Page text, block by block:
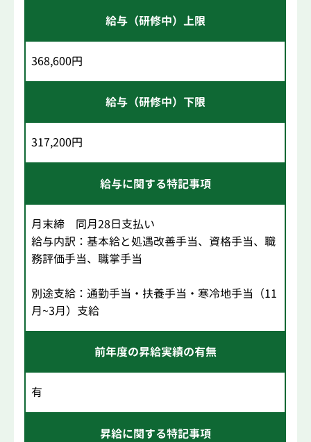
給与（研修中）上限
368,600円
給与（研修中）下限
317,200円
給与に関する特記事項
月末締 同月28日支払い
給与内訳：基本給と処遇改善手当、資格手当、職
務評価手当、職掌手当
別途支給：通勤手当・扶養手当・寒冷地手当（11
月~3月）支給
前年度の昇給実績の有無
有
昇給に関する特記事項